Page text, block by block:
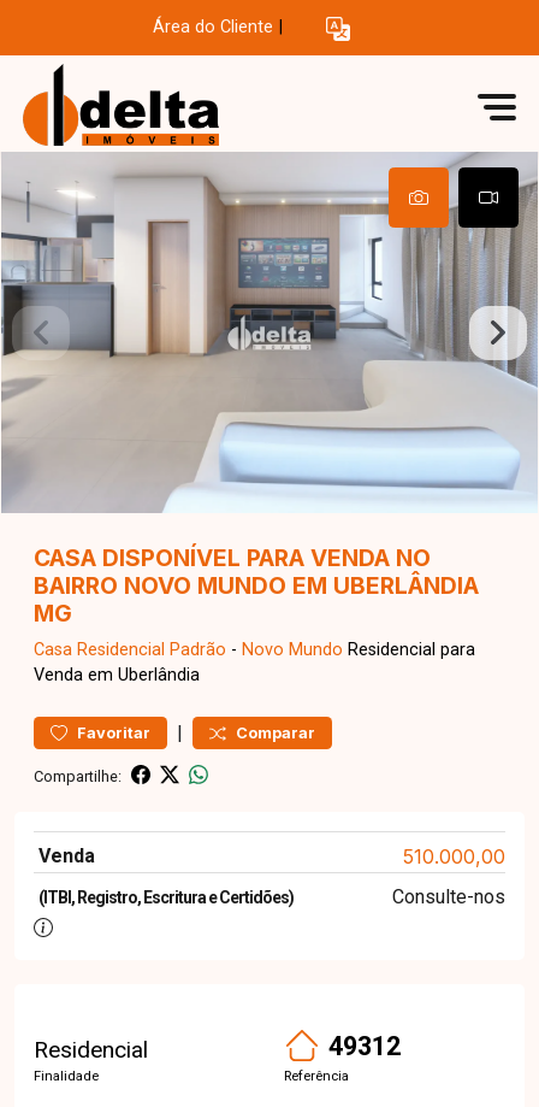
Área do Cliente
CASA DISPONÍVEL PARA VENDA NO
BAIRRO NOVO MUNDO EM UBERLÂNDIA
MG
Casa Residencial Padrão - Novo Mundo Residencial para
Venda em Uberlândia
Favoritar | Comparar
Compartilhe:
Venda 510.000,00
(ITBI, Registro, Escritura e Certidões) Consulte-nos
Residencial
Finalidade
49312
Referência